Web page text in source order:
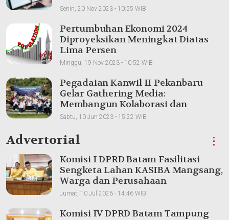
Senin, 20 Nov 2023 - 10:55 WIB
Pertumbuhan Ekonomi 2024
Diproyeksikan Meningkat Diatas
Lima Persen
Minggu, 19 Nov 2023 - 10:52 WIB
Pegadaian Kanwil II Pekanbaru
Gelar Gathering Media:
Membangun Kolaborasi dan
Meningkatkan Pemahaman Produk
Sabtu, 10 Jun 2023 - 15:22 WIB
Advertorial ⋮
Komisi I DPRD Batam Fasilitasi
Sengketa Lahan KASIBA Mangsang,
Warga dan Perusahaan
Dipertemukan
Jumat, 10 Jul 2026 - 14:46 WIB
Komisi IV DPRD Batam Tampung